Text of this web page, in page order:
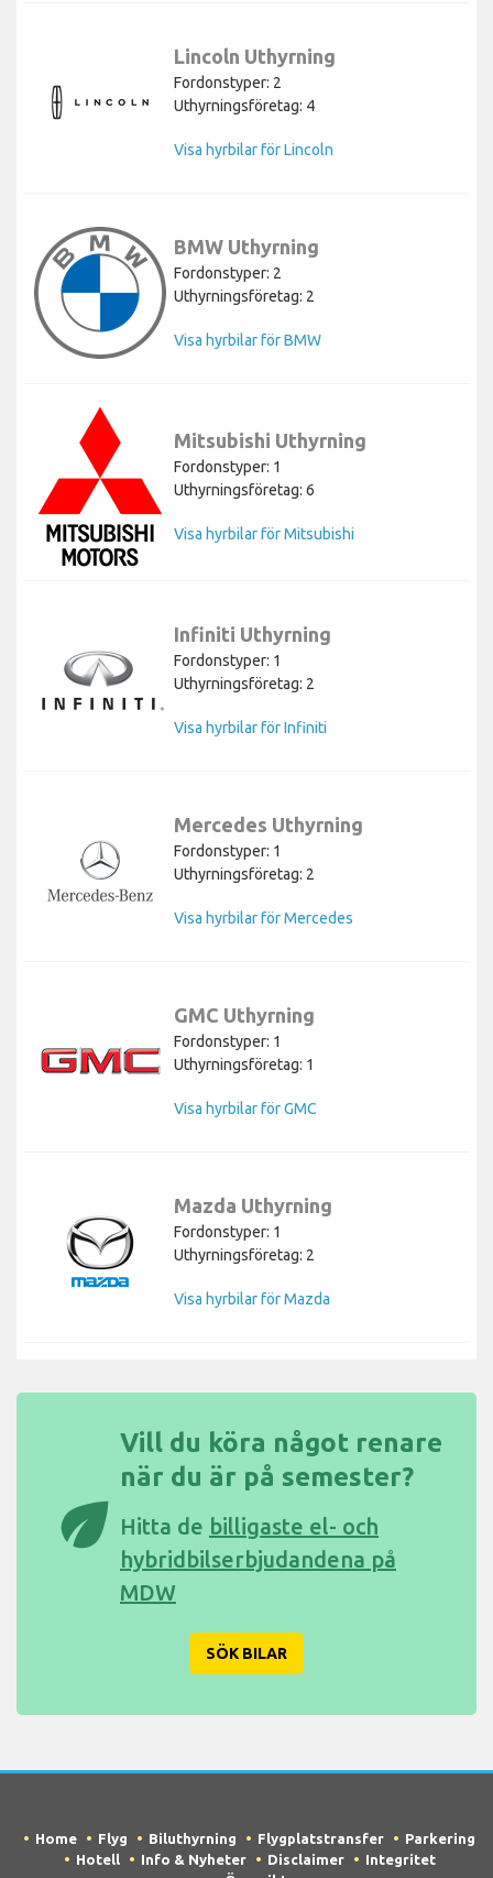
Lincoln Uthyrning
Fordonstyper: 2
Uthyrningsföretag: 4
Visa hyrbilar för Lincoln
BMW Uthyrning
Fordonstyper: 2
Uthyrningsföretag: 2
Visa hyrbilar för BMW
Mitsubishi Uthyrning
Fordonstyper: 1
Uthyrningsföretag: 6
Visa hyrbilar för Mitsubishi
Infiniti Uthyrning
Fordonstyper: 1
Uthyrningsföretag: 2
Visa hyrbilar för Infiniti
Mercedes Uthyrning
Fordonstyper: 1
Uthyrningsföretag: 2
Visa hyrbilar för Mercedes
GMC Uthyrning
Fordonstyper: 1
Uthyrningsföretag: 1
Visa hyrbilar för GMC
Mazda Uthyrning
Fordonstyper: 1
Uthyrningsföretag: 2
Visa hyrbilar för Mazda
eco
Vill du köra något renare
när du är på semester?
Hitta de billigaste el- och
hybridbilserbjudandena på
MDW
SÖK BILAR
Home Flyg Biluthyrning Flygplatstransfer
Parkering
Hotell
Info & Nyheter Disclaimer
Integritet